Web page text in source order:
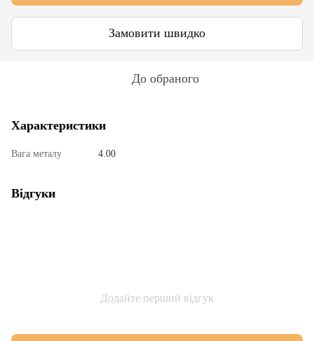
Замовити швидко
До обраного
Характеристики
Вага металу 4.00
Відгуки
Додайте перший відгук